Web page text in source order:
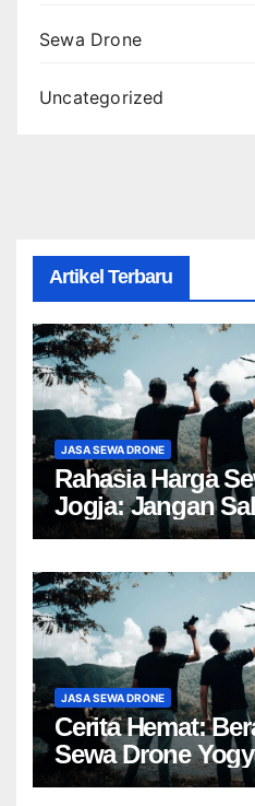
Sewa Drone
Uncategorized
Artikel Terbaru
JASA SEWA DRONE
Rahasia Harga
Jogja: Jangan
JASA SEWA DRONE
Cerita Hemat:
Sewa Drone